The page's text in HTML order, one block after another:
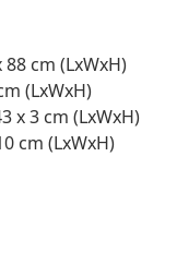
cm (LxWxH)
(LxWxH)
x 3 cm (LxWxH)
cm (LxWxH)